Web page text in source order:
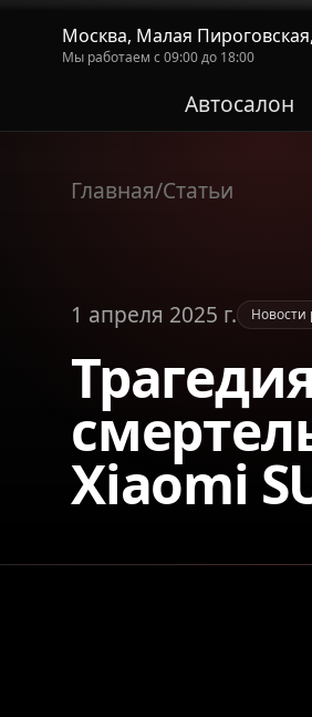
Москва, Малая
Мы работаем с 09:00 до 18:00
Автосалон
Главная/Статьи
1 апреля 2025 г. Новости
Xiaomi